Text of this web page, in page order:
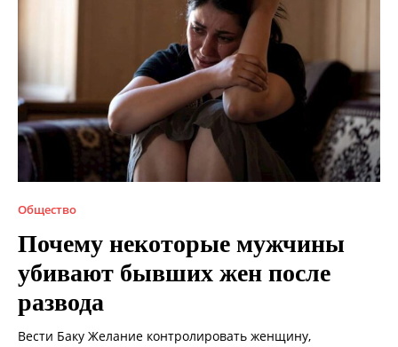
Общество
Почему некоторые мужчины
убивают бывших жен после
развода
Вести Баку Желание контролировать женщину,